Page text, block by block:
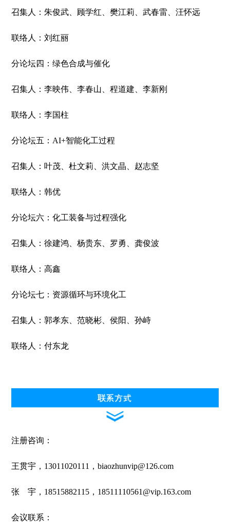
召集人：朱俊武、顾学红、樊江莉、武春雷、汪怀远
联络人：刘红丽
分论坛四：绿色合成与催化
召集人：李映伟、李春山、程道建、李新刚
联络人：李国柱
分论坛五：AI+智能化工过程
召集人：叶茂、杜文莉、洪文晶、赵志坚
联络人：韩优
分论坛六：化工装备与过程强化
召集人：徐建鸿、杨贵东、罗勇、龚俊波
联络人：高鑫
分论坛七：资源循环与环境化工
召集人：郭孝东、范晓彬、侯阳、孙峙
联络人：付东龙
注册咨询：
王贯宇，13011020111，biaozhunvip@126.com
张 宇，18515882115，18511110561@vip.163.com
会议联系：